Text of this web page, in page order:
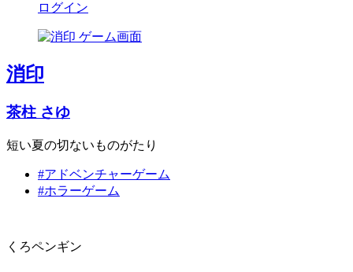
ログイン
消印
茶柱 さゆ
短い夏の切ないものがたり
#アドベンチャーゲーム
#ホラーゲーム
くろペンギン